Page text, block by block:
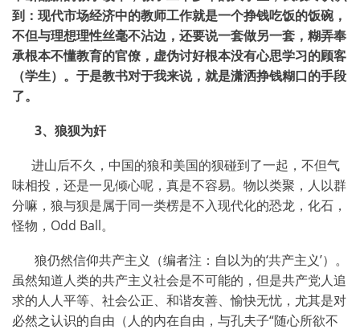
到：现代市场经济中的教师工作就是一个挣钱吃饭的饭碗，
不但与理想理性丝毫不沾边，还要说一套做另一套，糊弄奉
承根本不懂教育的官僚，虚伪讨好根本没有心思学习的顾客
（学生）。于是教书对于我来说，就是潇洒挣钱糊口的手段
了。
3、狼狈为奸
进山后不久，中国的狼和美国的狈碰到了一起，不但气
味相投，还是一见倾心呢，真是不容易。物以类聚，人以群
分嘛，狼与狈是属于同一类楞是不入现代化的恐龙，化石，
怪物， Odd Ball。
狼仍然信仰共产主义（编者注：自以为的‘共产主义’）。
虽然知道人类的共产主义社会是不可能的，但是共产党人追
求的人人平等、社会公正、和谐友善、愉快无忧，尤其是对
必然之认识的自由（人的内在自由，与孔夫子“随心所欲不